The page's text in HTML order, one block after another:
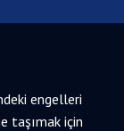
engelleri
taşımak için